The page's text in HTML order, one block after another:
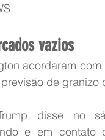
vazios
acordaram
de granizo
disse no
e em